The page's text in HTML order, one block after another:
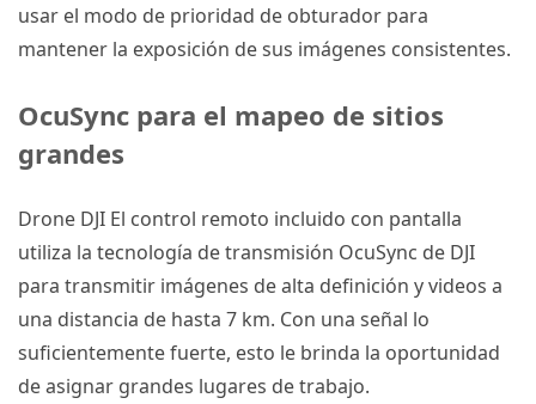
usar el modo de prioridad de obturador para
mantener la exposición de sus imágenes consistentes.
OcuSync para el mapeo de sitios
grandes
Drone DJI El control remoto incluido con pantalla
utiliza la tecnología de transmisión OcuSync de DJI
para transmitir imágenes de alta definición y videos a
una distancia de hasta 7 km. Con una señal lo
suficientemente fuerte, esto le brinda la oportunidad
de asignar grandes lugares de trabajo.